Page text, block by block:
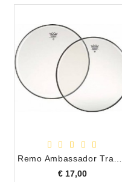
€ 17,00Prijs